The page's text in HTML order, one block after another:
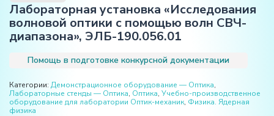
Лабораторная установка «Исследования
волновой оптики с помощью волн СВЧ-
диапазона», ЭЛБ-190.056.01
Помощь в подготовке конкурсной документации
Категории: Демонстрационное оборудование — Оптика,
Лабораторные стенды — Оптика, Оптика, Учебно-производственное
оборудование для лаборатории Оптик-механик, Физика. Ядерная
физика